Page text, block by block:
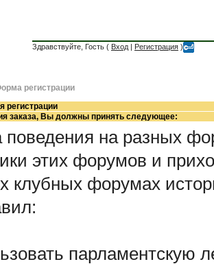
Здравствуйте, Гость ( Вход | Регистрация )
регистрации
регистрации
заказа, Вы должны принять следующее:
на разных
этих форумов и
клубных форумах
парламентскую